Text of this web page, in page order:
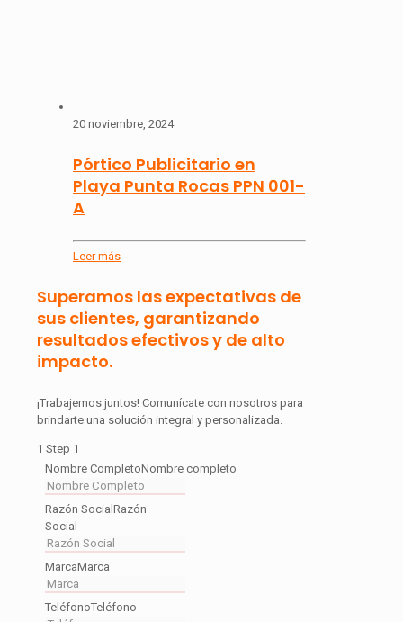
20 noviembre, 2024
Pórtico Publicitario en
Playa Punta Rocas PPN 001-
A
Leer más
Superamos las expectativas de
sus clientes, garantizando
resultados efectivos y de alto
impacto.
¡Trabajemos juntos! Comunícate con nosotros para
brindarte una solución integral y personalizada.
1 Step 1
Nombre CompletoNombre completo
Razón Social Razón
Social
MarcaMarca
TeléfonoTeléfono